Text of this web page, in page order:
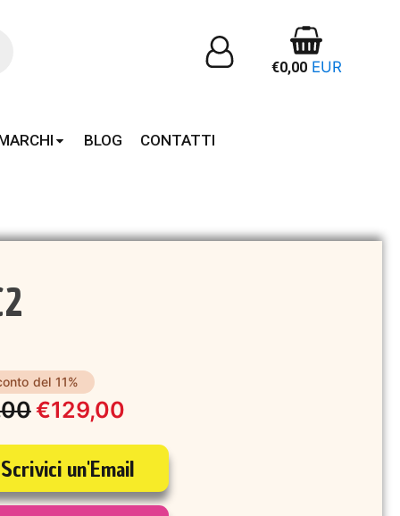
€0,00EUR
BLOG CONTATTI
del 11%
€129,00
Scrivici un'Email